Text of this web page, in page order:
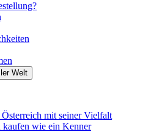
Österreich mit seiner Vielfalt
kaufen wie ein Kenner